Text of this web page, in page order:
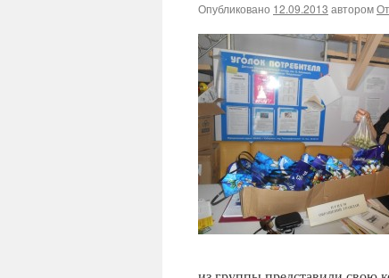
Опубликовано 12.09.2013 автором